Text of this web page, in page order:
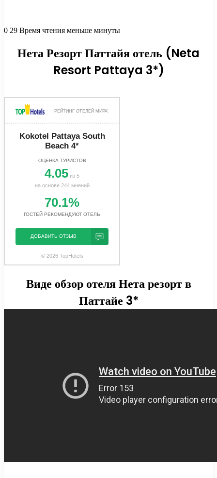
0 29 Время чтения меньше минуты
Нета Резорт Паттайя отель (Neta
Resort Pattaya 3*)
РЕЙТИНГ ОТЕЛЕЙ МИРА'
Kokotel Pattaya South
Beach 4*
ОЦЕНКА ТУРИСТОВ
4.05 из 5
на основе 244 мнений
70.1%
ГОСТЕЙ РЕКОМЕНДУЮТ ОТЕЛЬ
ДОБАВИТЬ ОТЗЫВ
© 2026 TopHotels
Виде обзор отеля Нета резорт в
Паттайе 3*